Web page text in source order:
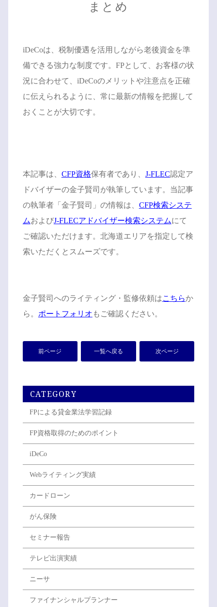
まとめ
iDeCoは、税制優遇を活用しながら老後資金を準
備できる強力な制度です。FPとして、お客様の状
況に合わせて、iDeCoのメリットや注意点を正確
に伝えられるように、常に最新の情報を把握して
おくことが大切です。
本記事は、 CFP資格保有者であり、 J-FLEC認定ア
ドバイザーの金子賢司が執筆しています。当記事
の執筆者「金子賢司」の情報は、 CFP検索システ
ムおよびJ-FLECアドバイザー検索システムにて
ご確認いただけます。北海道エリアを指定して検
索いただくとスムーズです。
金子賢司へのライティング・監修依頼はこちらか
ら。 ポートフォリオ もご確認ください。
前ページ 一覧へ戻る 次ページ
CATEGORY
FPによる貸金業法学習記録
FP資格取得のためのポイント
iDeCo
Webライティング実績
カードローン
がん保険
セミナー報告
テレビ出演実績
ニーサ
ファイナンシャルプランナー